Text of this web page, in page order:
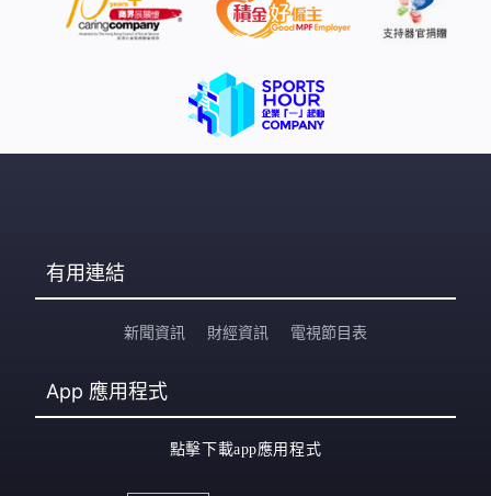
有用連結
新聞資訊 財經資訊 電視節目表
App 應用程式
點擊下載app應用程式